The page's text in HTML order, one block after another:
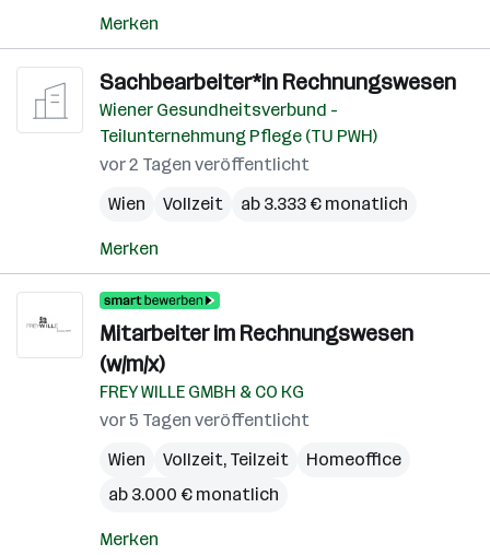
Merken
Sachbearbeiter*in Rechnungswesen
Wiener Gesundheitsverbund -
Teilunternehmung Pflege (TU PWH)
vor 2 Tagen veröffentlicht
Wien
Vollzeit ab 3.333 € monatlich
Merken
Mitarbeiter im Rechnungswesen
(w/m/x)
FREY WILLE GMBH & CO KG
vor 5 Tagen veröffentlicht
Wien
Vollzeit, Teilzeit
Homeoffice
ab 3.000 € monatlich
Merken